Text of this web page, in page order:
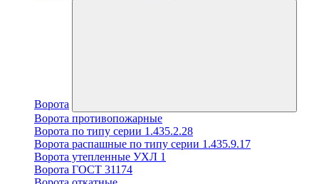
Ворота
Ворота противопожарные
Ворота по типу серии 1.435.2.28
Ворота распашные по типу серии 1.435.9.17
Ворота утепленные УХЛ 1
Ворота ГОСТ 31174